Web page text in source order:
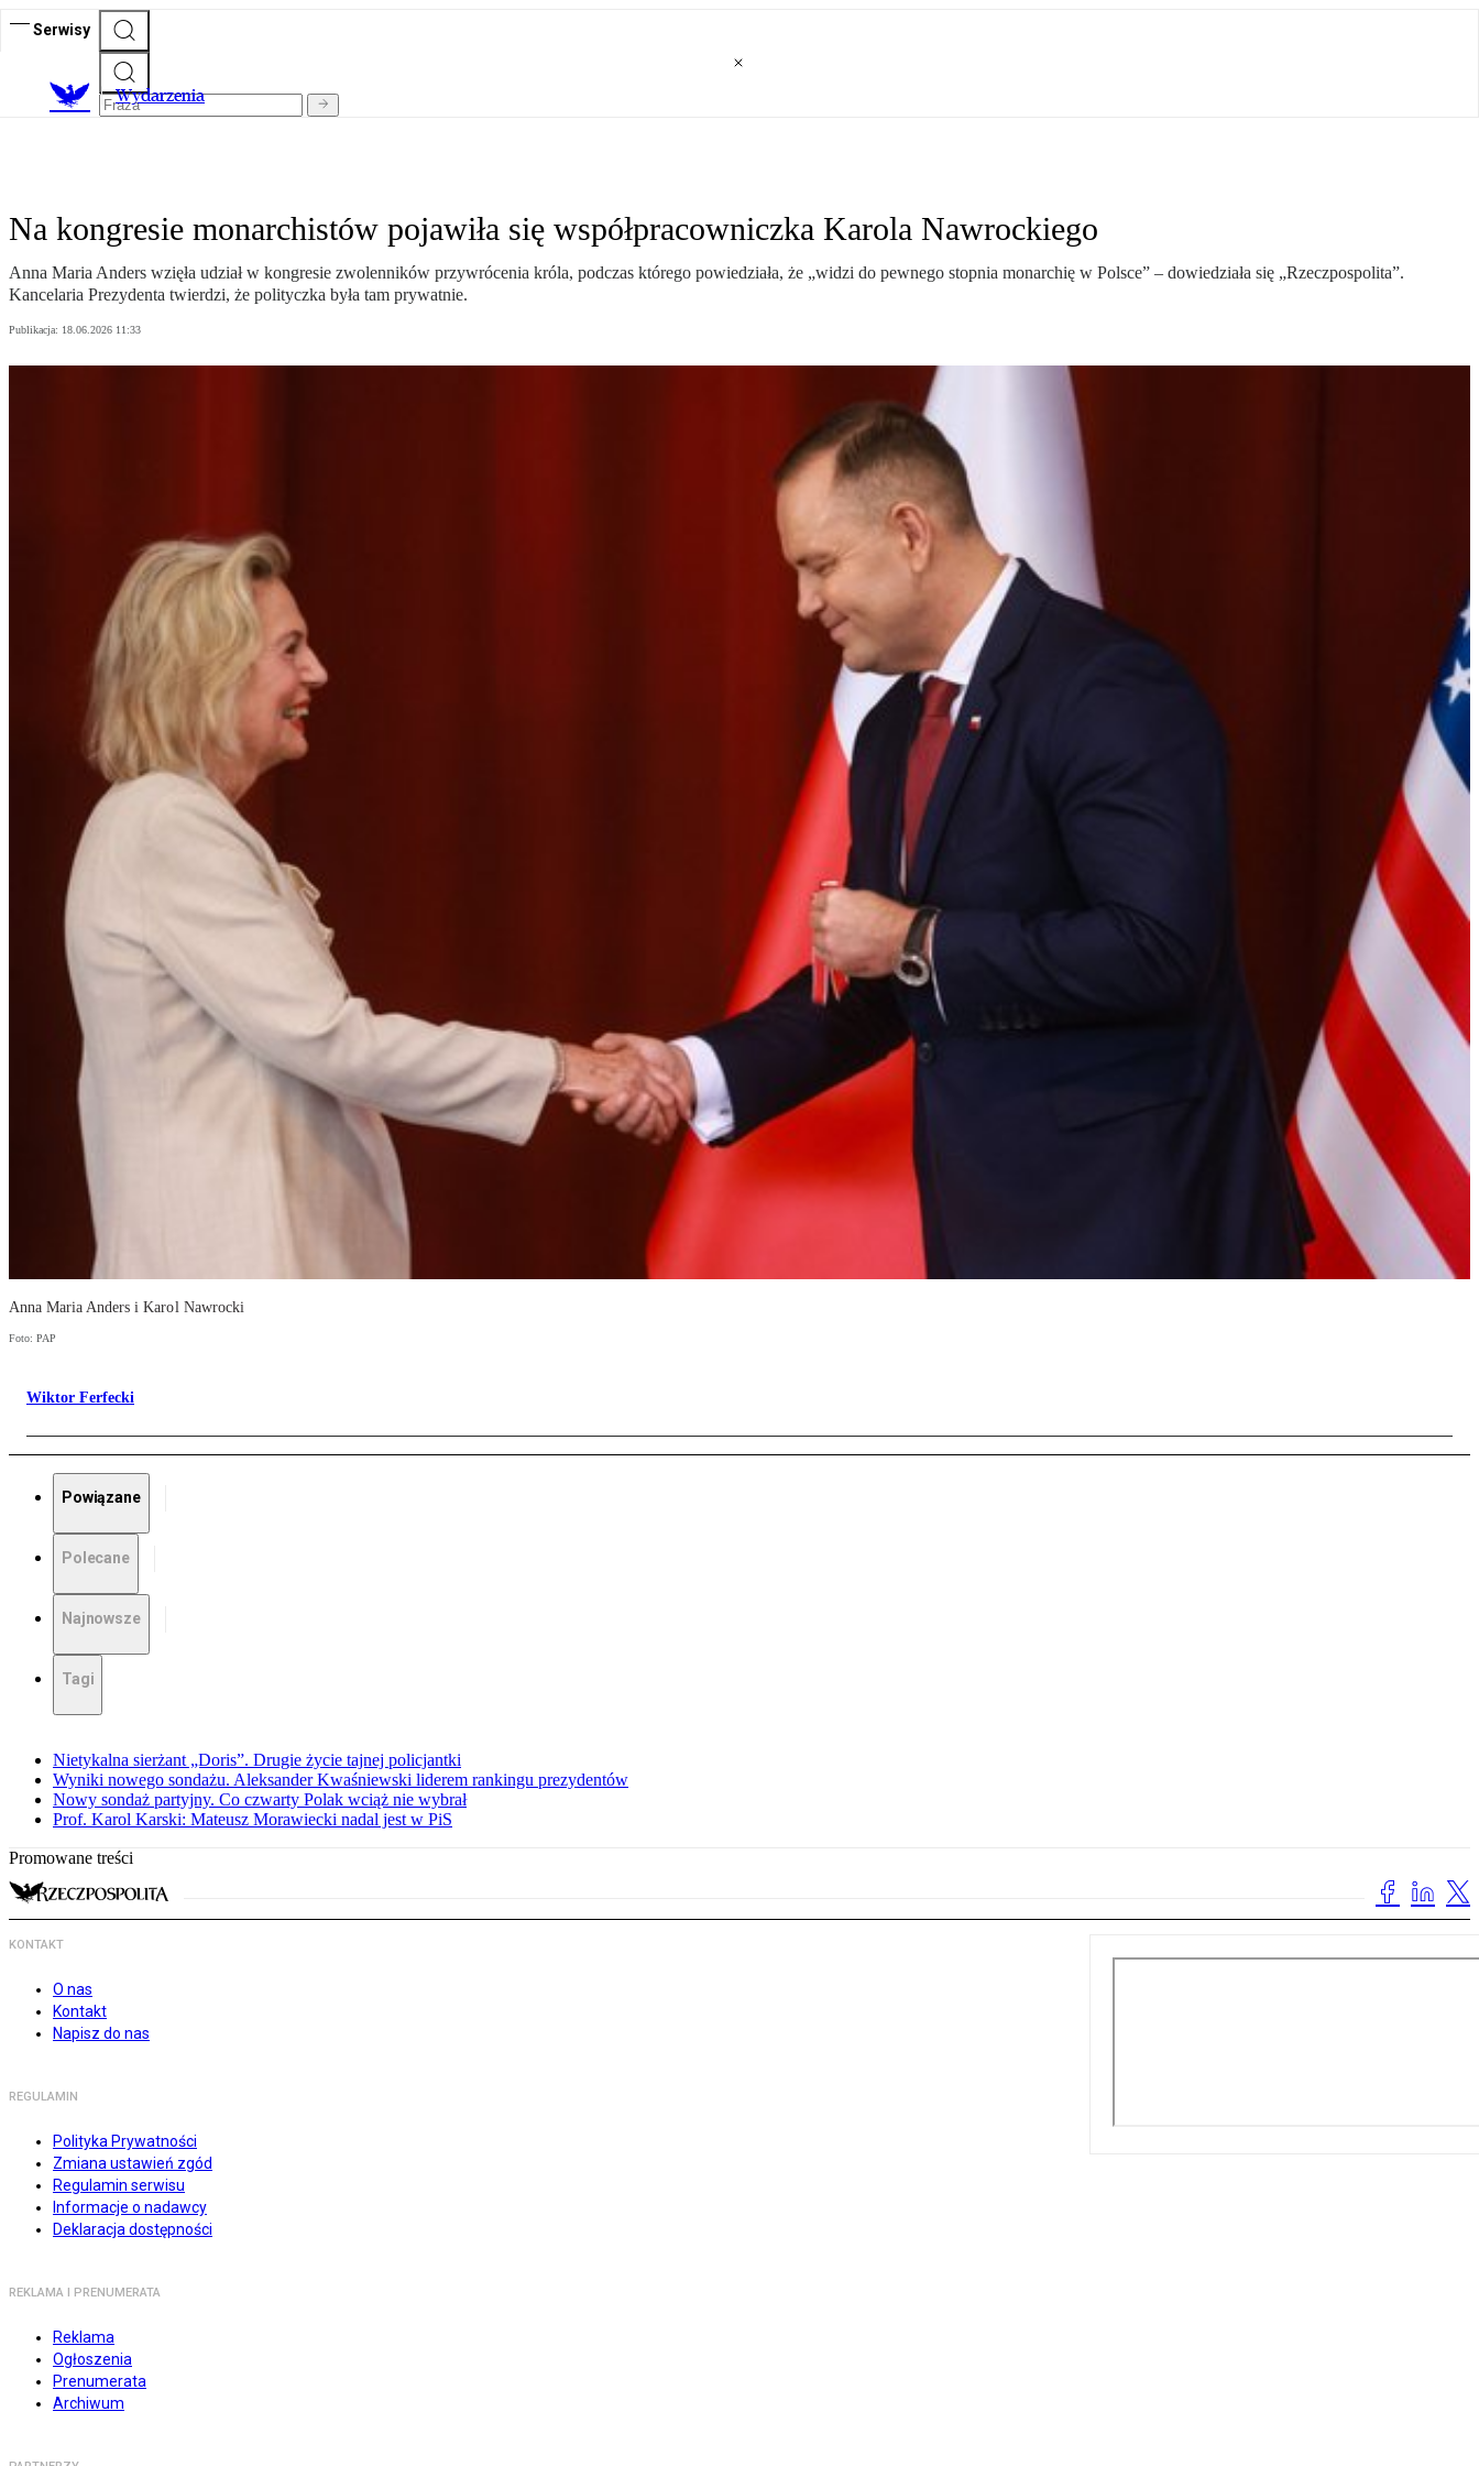
Serwisy
Wydarzenia
Na kongresie monarchistów pojawiła się współpracowniczka Karola Nawrockiego
Anna Maria Anders wzięła udział w kongresie zwolenników przywrócenia króla, podczas którego powiedziała, że „widzi do pewnego stopnia monarchię w Polsce” – dowiedziała się „Rzeczpospolita”.
Kancelaria Prezydenta twierdzi, że polityczka była tam prywatnie.
Publikacja: 18.06.2026 11:33
Anna Maria Anders i Karol Nawrocki
Foto: PAP
Wiktor Ferfecki
Powiązane
Polecane
Najnowsze
Tagi
Nietykalna sierżant „Doris”. Drugie życie tajnej policjantki
Wyniki nowego sondażu. Aleksander Kwaśniewski liderem rankingu prezydentów
Nowy sondaż partyjny. Co czwarty Polak wciąż nie wybrał
Prof. Karol Karski: Mateusz Morawiecki nadal jest w PiS
Promowane treści
KONTAKT
O nas
Kontakt
Napisz do nas
REGULAMIN
Polityka Prywatności
Zmiana ustawień zgód
Regulamin serwisu
Informacje o nadawcy
Deklaracja dostępności
REKLAMA I PRENUMERATA
Reklama
Ogłoszenia
Prenumerata
Archiwum